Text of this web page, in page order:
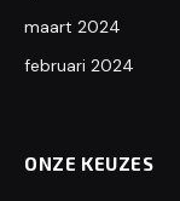
maart 2024
februari 2024
ONZE KEUZES